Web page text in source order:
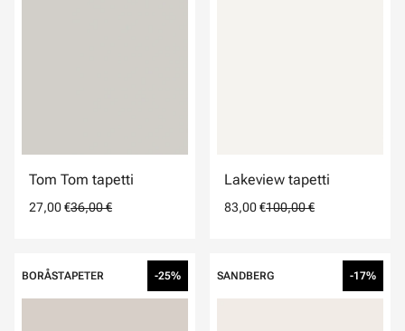
Tom Tom tapetti
27,00 €36,00 €
Lakeview tapetti
83,00 €100,00 €
BORÅSTAPETER -25% SANDBERG -17%